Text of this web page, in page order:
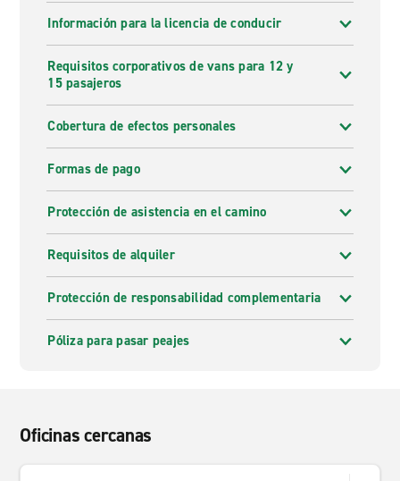
Información para la licencia de conducir
Requisitos corporativos de vans para 12 y
15 pasajeros
Cobertura de efectos personales
Formas de pago
Protección de asistencia en el camino
Requisitos de alquiler
Protección de responsabilidad complementaria
Póliza para pasar peajes
Oficinas cercanas